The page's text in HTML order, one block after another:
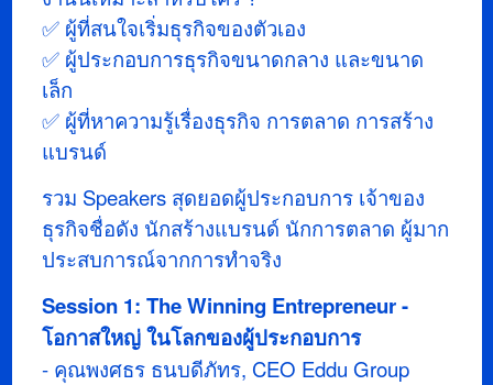
✅ ผู้ที่สนใจเริ่มธุรกิจของตัวเอง
✅ ผู้ประกอบการธุรกิจขนาดกลาง และขนาด
เล็ก
✅ ผู้ที่หาความรู้เรื่องธุรกิจ การตลาด การสร้าง
แบรนด์
รวม Speakers สุดยอดผู้ประกอบการ เจ้าของ
ธุรกิจชื่อดัง นักสร้างแบรนด์ นักการตลาด ผู้มาก
ประสบการณ์จากการทำจริง
Session 1: The Winning Entrepreneur -
โอกาสใหญ่ ในโลกของผู้ประกอบการ
- คุณพงศธร ธนบดีภัทร, CEO Eddu Group